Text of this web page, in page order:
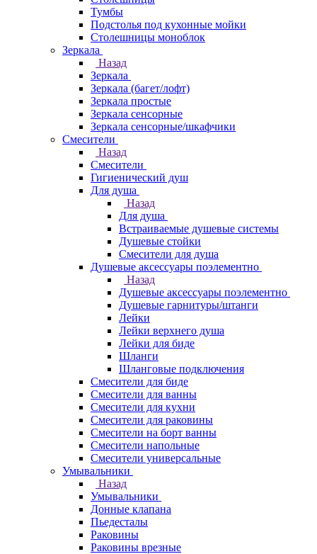
Тумбы
Подстолья под кухонные мойки
Столешницы моноблок
Зеркала
Назад
Зеркала
Зеркала (багет/лофт)
Зеркала простые
Зеркала сенсорные
Зеркала сенсорные/шкафчики
Смесители
Назад
Смесители
Гигиенический душ
Для душа
Назад
Для душа
Встраиваемые душевые системы
Душевые стойки
Смесители для душа
Душевые аксессуары поэлементно
Назад
Душевые аксессуары поэлементно
Душевые гарнитуры/штанги
Лейки
Лейки верхнего душа
Лейки для биде
Шланги
Шланговые подключения
Смесители для биде
Смесители для ванны
Смесители для кухни
Смесители для раковины
Смесители на борт ванны
Смесители напольные
Смесители универсальные
Умывальники
Назад
Умывальники
Донные клапана
Пьедесталы
Раковины
Раковины врезные